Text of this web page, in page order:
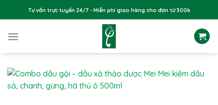
to
Tư vấn trực tuyến 24/7 - Miễn phí giao hàng cho đơn từ 300k